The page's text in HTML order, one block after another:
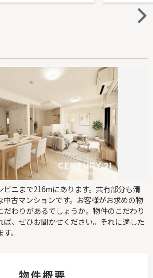
ビニまで216mにあります。共有部分も清
中古マンションです。お客様がお求めの物
だわりがあるでしょうか。物件のこだわり
ば、ぜひお聞かせください。それに適した
。
物件概要